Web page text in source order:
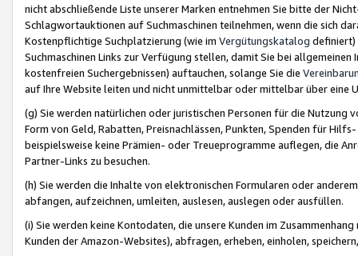
nicht abschließende Liste unserer Marken entnehmen Sie bitte der
Schlagwortauktionen auf Suchmaschinen teilnehmen, wenn die sich
Kostenpflichtige Suchplatzierung (wie im Vergütungskatalog definiert)
Suchmaschinen Links zur Verfügung stellen, damit Sie bei
kostenfreien Suchergebnissen) auftauchen, solange Sie die
auf Ihre Website leiten und nicht unmittelbar oder mittelbar über eine
(g) Sie werden natürlichen oder juristischen Personen für die Nutzung
Form von Geld, Rabatten, Preisnachlässen, Punkten, Spenden für
beispielsweise keine Prämien- oder Treueprogramme auflegen, die
Partner-Links zu besuchen.
(h) Sie werden die Inhalte von elektronischen Formularen oder
abfangen, aufzeichnen, umleiten, auslesen, auslegen oder ausfüllen.
(i) Sie werden keine Kontodaten, die unsere Kunden im
Kunden der Amazon-Websites), abfragen, erheben, einholen,